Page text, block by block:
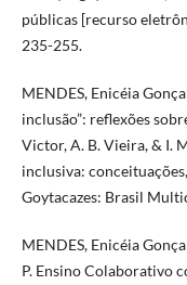
públicas [recurso
235-255.
MENDES, Enicéia
inclusão”: reflexões
Victor, A. B. Vieira, & I.
inclusiva:
Goytacazes: Brasil
MENDES, Enicéia
P. Ensino Colaborativo